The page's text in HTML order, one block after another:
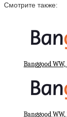
Смотрите также:
Banggood WW,
Banggood WW,